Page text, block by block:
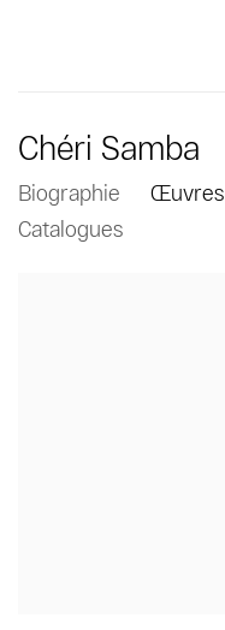
Chéri Samba
Biographie Œuvres
Catalogues